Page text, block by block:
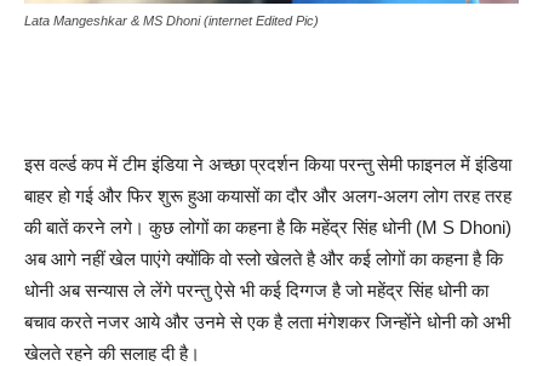
Lata Mangeshkar & MS Dhoni (internet Edited Pic)
इस वर्ल्ड कप में टीम इंडिया ने अच्छा प्रदर्शन किया परन्तु सेमी फाइनल में इंडिया
बाहर हो गई और फिर शुरू हुआ कयासों का दौर और अलग-अलग लोग तरह तरह
की बातें करने लगे। कुछ लोगों का कहना है कि महेंद्र सिंह धोनी (M S Dhoni)
अब आगे नहीं खेल पाएंगे क्योंकि वो स्लो खेलते है और कई लोगों का कहना है कि
धोनी अब सन्यास ले लेंगे परन्तु ऐसे भी कई दिग्गज है जो महेंद्र सिंह धोनी का
बचाव करते नजर आये और उनमे से एक है लता मंगेशकर जिन्होंने धोनी को अभी
खेलते रहने की सलाह दी है।